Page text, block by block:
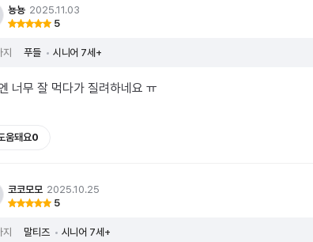
뇽뇽 2025.11.03
5
푸들 시니어 7세+
너무 잘 먹다가 질려하네요 ㅠ
움돼요0
코코모모 2025.10.25
5
말티즈 시니어 7세+